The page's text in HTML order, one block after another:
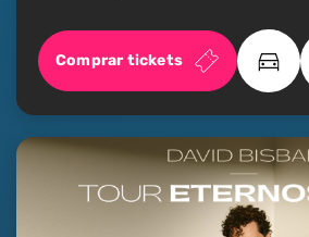
Comprar tickets